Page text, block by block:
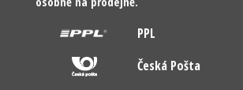
PPL
Česká Pošta